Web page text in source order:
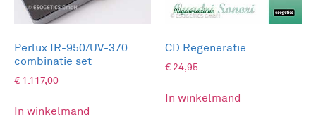
Perlux IR-950/UV-370
combinatie set
€ 1.117,00
In winkelmand
CD Regeneratie
€ 24,95
In winkelmand